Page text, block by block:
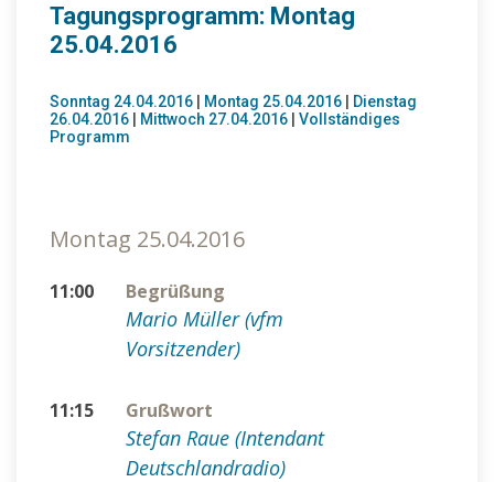
Tagungsprogramm: Montag
25.04.2016
Sonntag 24.04.2016 | Montag 25.04.2016 | Dienstag
26.04.2016 | Mittwoch 27.04.2016 | Vollständiges
Programm
Montag 25.04.2016
11:00 Begrüßung
Mario Müller (vfm
Vorsitzender)
11:15 Grußwort
Stefan Raue (Intendant
Deutschlandradio)